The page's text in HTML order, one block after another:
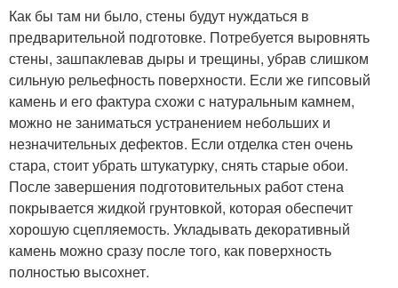
Как бы там ни было, стены будут нуждаться в
предварительной подготовке. Потребуется выровнять
стены, зашпаклевав дыры и трещины, убрав слишком
сильную рельефность поверхности. Если же гипсовый
камень и его фактура схожи с натуральным камнем,
можно не заниматься устранением небольших и
незначительных дефектов. Если отделка стен очень
стара, стоит убрать штукатурку, снять старые обои.
После завершения подготовительных работ стена
покрывается жидкой грунтовкой, которая обеспечит
хорошую сцепляемость. Укладывать декоративный
камень можно сразу после того, как поверхность
полностью высохнет.